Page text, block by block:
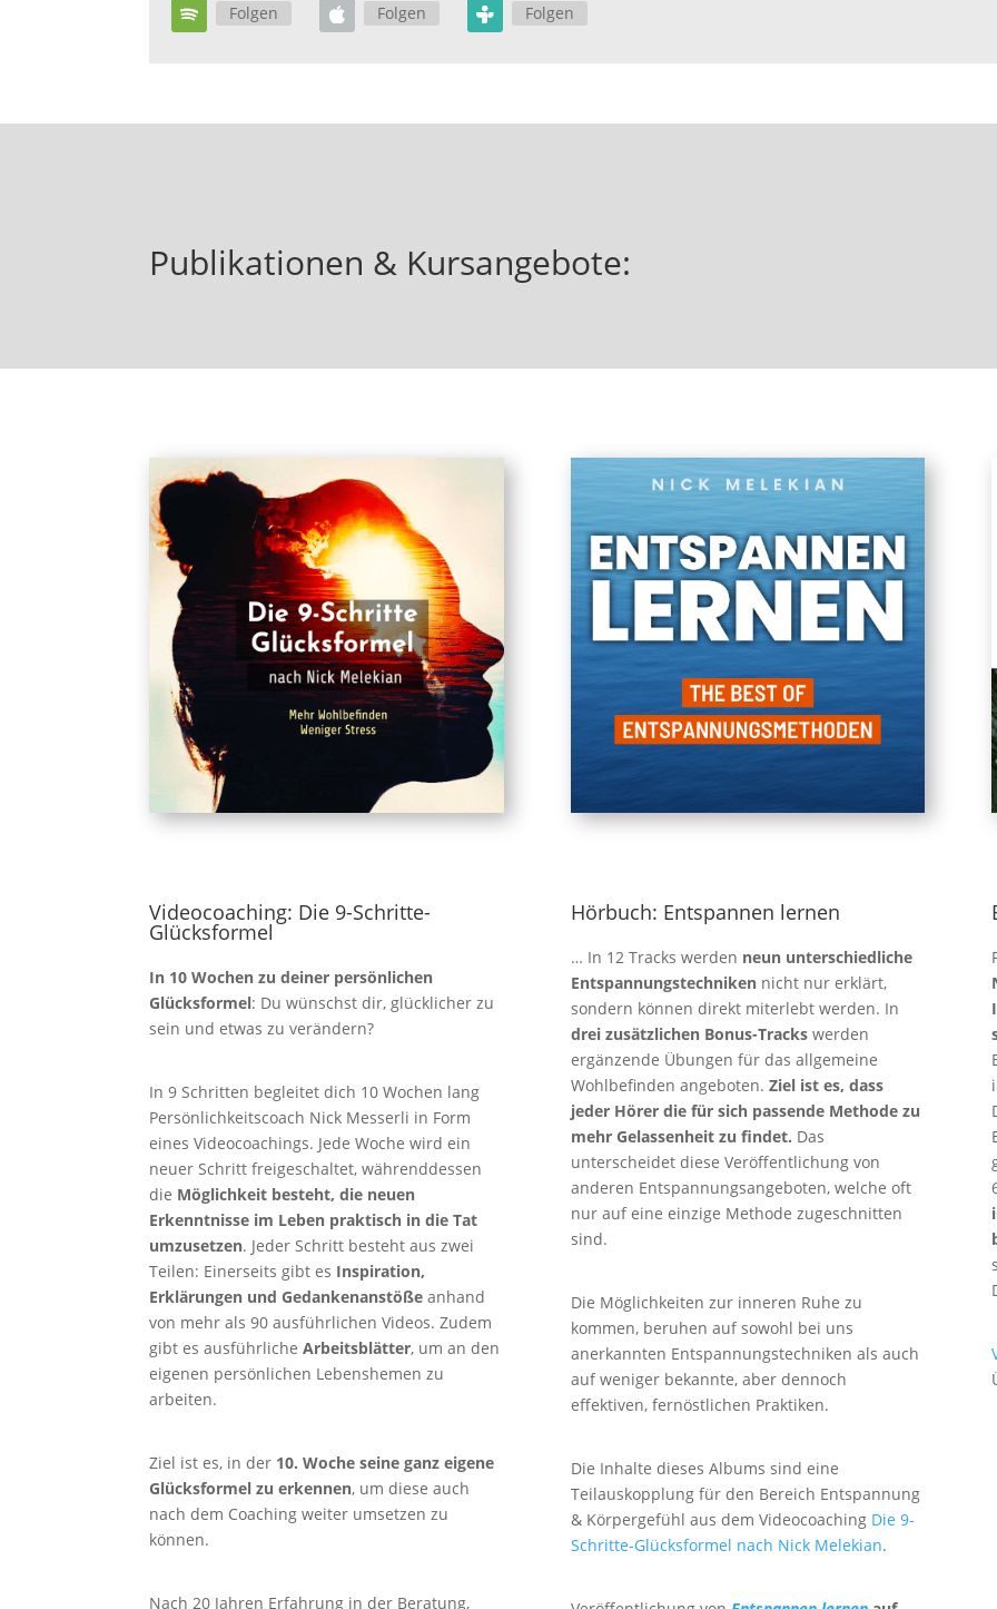
Folgen Folgen Folgen
Publikationen & Kursangebote:
Videocoaching: Die 9-Schritte-
Glücksformel
In 10 Wochen zu deiner persönlichen
Glücksformel: Du wünschst dir, glücklicher zu
sein und etwas zu verändern?
In 9 Schritten begleitet dich 10 Wochen lang
Persönlichkeitscoach Nick Messerli in Form
eines Videocoachings. Jede Woche wird ein
neuer Schritt freigeschaltet, währenddessen
die Möglichkeit besteht, die neuen
Erkenntnisse im Leben praktisch in die Tat
umzusetzen. Jeder Schritt besteht aus zwei
Teilen: Einerseits gibt es Inspiration,
Erklärungen und Gedankenanstöße anhand
von mehr als 90 ausführlichen Videos. Zudem
gibt es ausführlicheArbeitsblätter, um an den
eigenen persönlichen Lebenshemen zu
arbeiten.
Ziel ist es, in der 10. Woche seine ganz eigene
Glücksformel zu erkennen, um diese auch
nach dem Coaching weiter umsetzen zu
können.
Nach 20 Jahren Erfahrung in der Beratung,
Hörbuch: Entspannen lernen
… In 12 Tracks werden neun unterschiedliche
Entspannungstechnikennicht nur erklärt,
sondern können direkt miterlebt werden. In
drei zusätzlichen Bonus-Trackswerden
ergänzende Übungen für das allgemeine
Wohlbefinden angeboten. Ziel ist es, dass
jeder Hörer die für sich passende Methode zu
mehr Gelassenheit zu findet. Das
unterscheidet diese Veröffentlichung von
anderen Entspannungsangeboten, welche oft
nur auf eine einzige Methode zugeschnitten
sind.
Die Möglichkeiten zur inneren Ruhe zu
kommen, beruhen auf sowohl bei uns
anerkannten Entspannungstechniken als auch
auf weniger bekannte, aber dennoch
effektiven, fernöstlichen Praktiken.
Die Inhalte dieses Albums sind eine
Teilauskopplung für den Bereich Entspannung
& Körpergefühl aus dem Videocoaching Die 9-
Schritte-Glücksformel nach Nick Melekian.